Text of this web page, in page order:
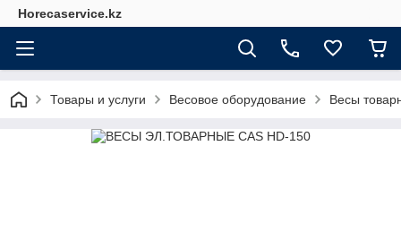
Horecaservice.kz
Товары и услуги Весовое оборудование Весы